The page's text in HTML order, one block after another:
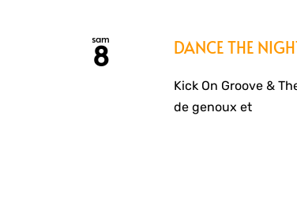
sam
8 DANCE THE
Kick On Groove &
de genoux et